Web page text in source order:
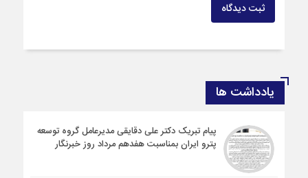
ثبت دیدگاه
یادداشت ها
پیام تبریک دکتر علی دقایقی مدیرعامل گروه توسعه
پترو ایران بمناسبت هفدهم مرداد روز خبرنگار